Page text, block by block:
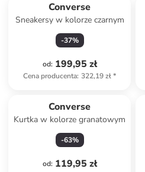
Converse
Sneakersy w kolorze czarnym
-37%
od: 199,95 zł
Cena producenta: 322,19 zł*
Converse
Kurtka w kolorze granatowym
-63%
od: 119,95 zł